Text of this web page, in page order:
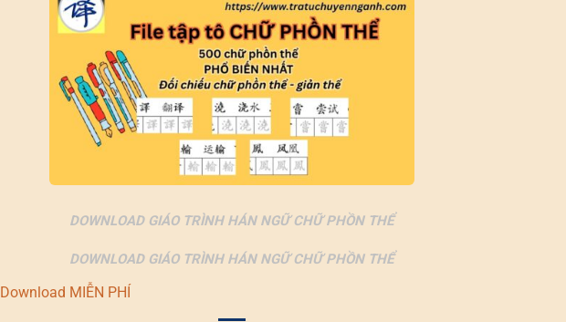
DOWNLOAD GIÁO TRÌNH HÁN NGỮ CHỮ PHỒN THỂ
DOWNLOAD GIÁO TRÌNH HÁN NGỮ CHỮ PHỒN THỂ
Download MIỄN PHÍ